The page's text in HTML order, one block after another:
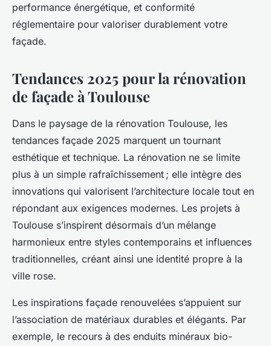
performance énergétique, et conformité
réglementaire pour valoriser durablement votre
façade.
Tendances 2025 pour la rénovation
de façade à Toulouse
Dans le paysage de la rénovation Toulouse, les
tendances façade 2025 marquent un tournant
esthétique et technique. La rénovation ne se limite
plus à un simple rafraîchissement ; elle intègre des
innovations qui valorisent l’architecture locale tout en
répondant aux exigences modernes. Les projets à
Toulouse s’inspirent désormais d’un mélange
harmonieux entre styles contemporains et influences
traditionnelles, créant ainsi une identité propre à la
ville rose.
Les inspirations façade renouvelées s’appuient sur
l’association de matériaux durables et élégants. Par
exemple, le recours à des enduits minéraux bio-